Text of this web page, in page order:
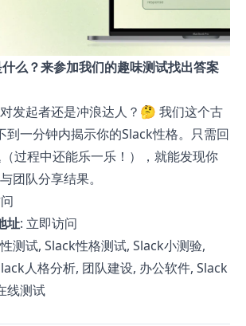
么？来参加我们的趣味测试找出答案
发起者还是冲浪达人？🤔 我们这个古
到一分钟内揭示你的Slack性格。只需回
过程中还能乐一乐！），就能发现你
团队分享结果。
址: 立即访问
测试, Slack性格测试, Slack小测验,
人格分析, 团队建设, 办公软件, Slack
线测试